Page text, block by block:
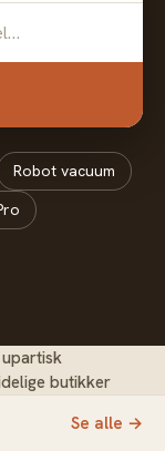
Robot vacuum
butikker
Se alle →